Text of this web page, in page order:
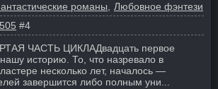
романы
Любовное фэнтези
#4
ЧАСТЬ ЦИКЛАДвадцать первое
историю. То, что назревало в
несколько лет, началось —
завершится либо полным уни...